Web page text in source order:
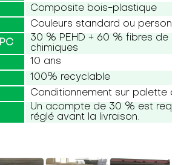
Composite bois-plastique
Couleurs standard ou
30 % PEHD + 60 % fibres de
chimiques
10 ans
100% recyclable
Conditionnement sur palette
Un acompte de 30 % est
réglé avant la livraison.